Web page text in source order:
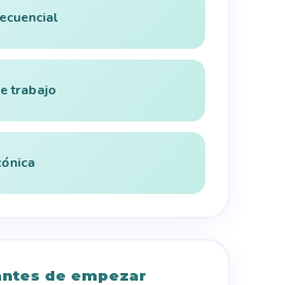
trabajo
de empezar